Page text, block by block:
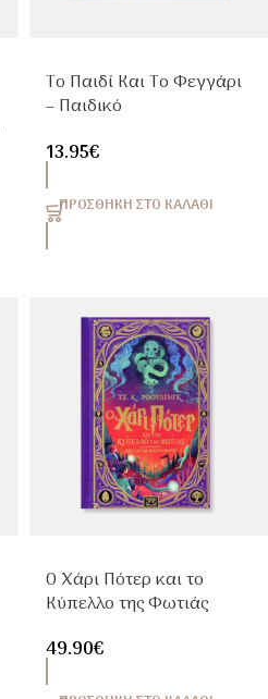
Το Παιδί Και Το Φεγγάρι
– Παιδικό
Χωρίς Λόγια Για Παιδιά
13.95€
ΠΡΟΣΘΉΚΗ ΣΤΟ ΚΑΛΆΘΙ
Ο Χάρι Πότερ και το
Κύπελλο της Φωτιάς
Διαδραστική
49.90€